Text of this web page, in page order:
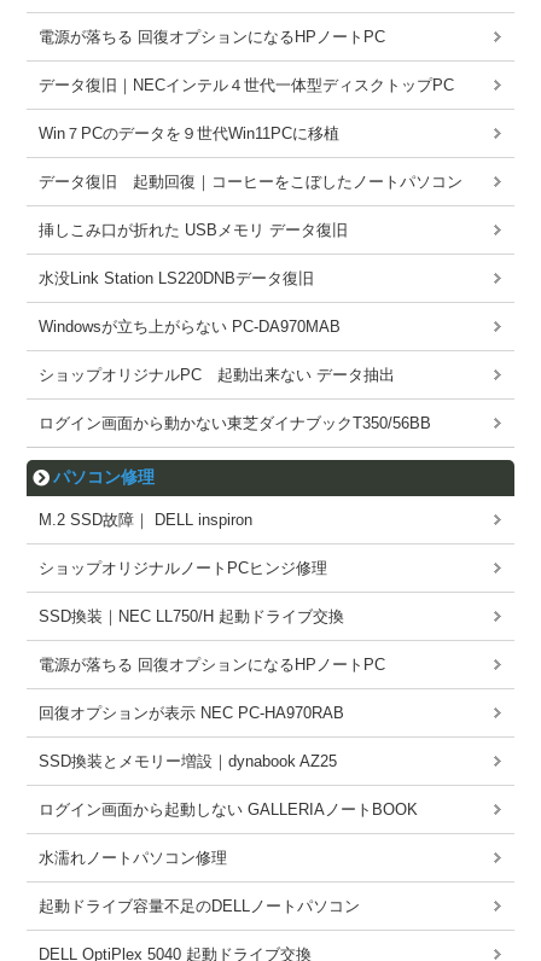
電源が落ちる 回復オプションになるHPノートPC
データ復旧｜NECインテル４世代一体型ディスクトップPC
Win７PCのデータを９世代Win11PCに移植
データ復旧 起動回復｜コーヒーをこぼしたノートパソコン
挿しこみ口が折れた USBメモリ データ復旧
水没Link Station LS220DNBデータ復旧
Windowsが立ち上がらない PC-DA970MAB
ショップオリジナルPC 起動出来ない データ抽出
ログイン画面から動かない東芝ダイナブックT350/56BB
パソコン修理
M.2 SSD故障｜ DELL inspiron
ショップオリジナルノートPCヒンジ修理
SSD換装｜NEC LL750/H 起動ドライブ交換
電源が落ちる 回復オプションになるHPノートPC
回復オプションが表示 NEC PC-HA970RAB
SSD換装とメモリー増設｜dynabook AZ25
ログイン画面から起動しない GALLERIAノートBOOK
水濡れノートパソコン修理
起動ドライブ容量不足のDELLノートパソコン
DELL OptiPlex 5040 起動ドライブ交換